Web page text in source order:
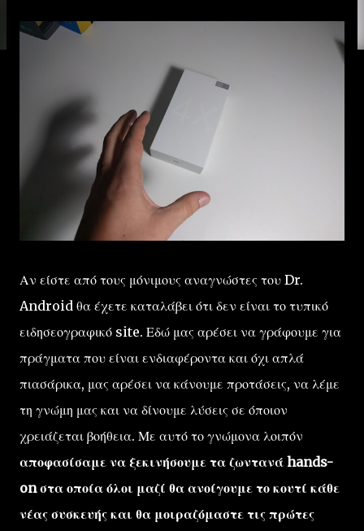
Αν είστε από τους μόνιμους αναγνώστες του Dr.
Android θα έχετε καταλάβει ότι δεν είναι το τυπικό
ειδησεογραφικό site. Εδώ μας αρέσει να γράφουμε για
πράγματα που είναι ενδιαφέροντα και όχι απλά
πιασάρικα, μας αρέσει να κάνουμε προτάσεις, να λέμε
τη γνώμη μας και να δίνουμε λύσεις σε όποιον
χρειάζεται βοήθεια. Με αυτό το γνώμονα λοιπόν
αποφασίσαμε να ξεκινήσουμε τα ζωντανά hands-
on στα οποία όλοι μαζί θα ανοίγουμε το κουτί κάθε
νέας συσκευής και θα μοιραζόμαστε τις πρώτες